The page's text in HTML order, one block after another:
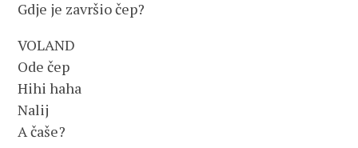
Gdje je završio čep?
VOLAND
Ode čep
Hihi haha
Nalij
A čaše?